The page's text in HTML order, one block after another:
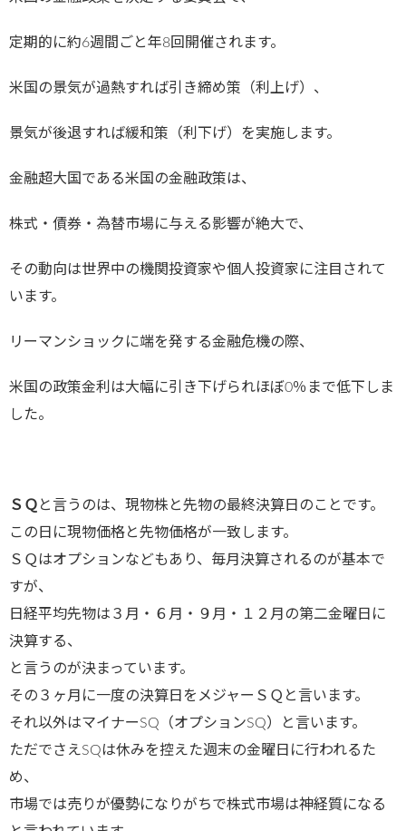
定期的に約6週間ごと年8回開催されます。
米国の景気が過熱すれば引き締め策（利上げ）、
景気が後退すれば緩和策（利下げ）を実施します。
金融超大国である米国の金融政策は、
株式・債券・為替市場に与える影響が絶大で、
その動向は世界中の機関投資家や個人投資家に注目されて
います。
リーマンショックに端を発する金融危機の際、
米国の政策金利は大幅に引き下げられほぼ0％まで低下しま
した。
ＳＱ と言うのは、現物株と先物の最終決算日のことです。
この日に現物価格と先物価格が一致します。
ＳＱはオプションなどもあり、毎月決算されるのが基本で
すが、
日経平均先物は３月・６月・９月・１２月の第二金曜日に
決算する、
と言うのが決まっています。
その３ヶ月に一度の決算日をメジャーＳＱと言います。
それ以外はマイナーSQ（オプションSQ）と言います。
ただでさえSQは休みを控えた週末の金曜日に行われるた
め、
市場では売りが優勢になりがちで株式市場は神経質になる